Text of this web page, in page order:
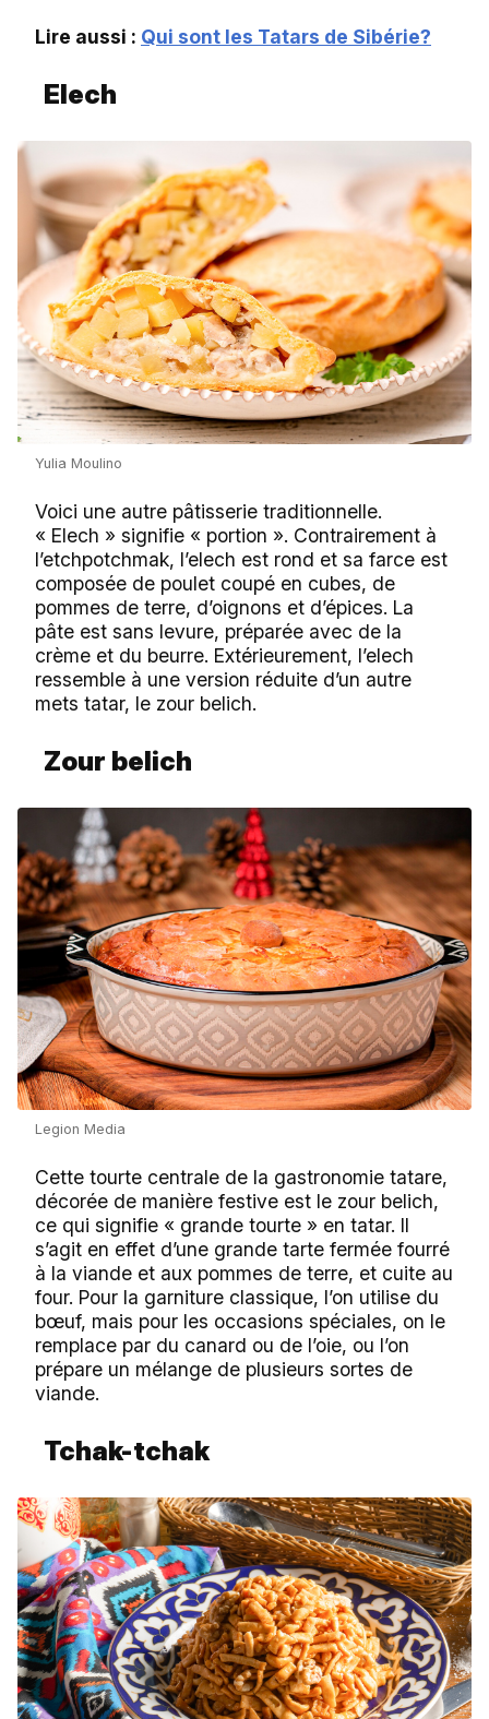
Lire aussi : Qui sont les Tatars de Sibérie?
Elech
Yulia Moulino
Voici une autre pâtisserie traditionnelle.
« Elech » signifie « portion ». Contrairement à
l’etchpotchmak, l’elech est rond et sa farce est
composée de poulet coupé en cubes, de
pommes de terre, d’oignons et d’épices. La
pâte est sans levure, préparée avec de la
crème et du beurre. Extérieurement, l’elech
ressemble à une version réduite d’un autre
mets tatar, le zour belich.
Zour belich
Legion Media
Cette tourte centrale de la gastronomie tatare,
décorée de manière festive est le zour belich,
ce qui signifie « grande tourte » en tatar. Il
s’agit en effet d’une grande tarte fermée fourré
à la viande et aux pommes de terre, et cuite au
four. Pour la garniture classique, l’on utilise du
bœuf, mais pour les occasions spéciales, on le
remplace par du canard ou de l’oie, ou l’on
prépare un mélange de plusieurs sortes de
viande.
Tchak-tchak